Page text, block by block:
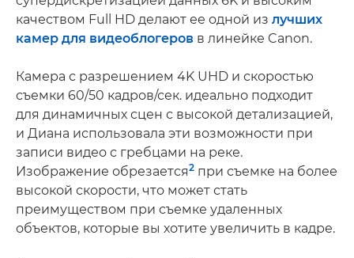
качеством Full HD делают ее одной из лучших
камер для видеоблогеров в линейке Canon.
Камера с разрешением 4K UHD и скоростью
съемки 60/50 кадров/сек. идеально подходит
для динамичных сцен с высокой детализацией,
и Диана использовала эти возможности при
записи видео с гребцами на реке.
Изображение обрезается2 при съемке на более
высокой скорости, что может стать
преимуществом при съемке удаленных
объектов, которые вы хотите увеличить в кадре.